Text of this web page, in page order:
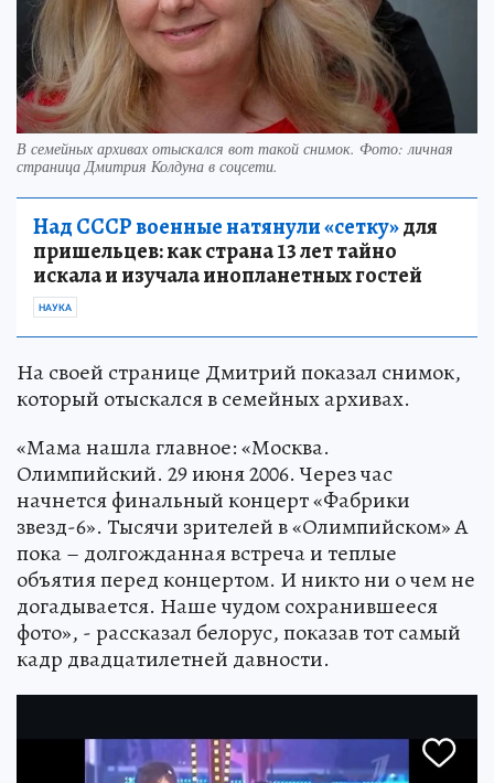
В семейных архивах отыскался вот такой снимок. Фото: личная
страница Дмитрия Колдуна в соцсети.
Над СССР военные натянули «сетку»для
пришельцев: как страна 13 лет тайно
искала и изучала инопланетных гостей
НАУКА
На своей странице Дмитрий показал снимок,
который отыскался в семейных архивах.
«Мама нашла главное: «Москва.
Олимпийский. 29 июня 2006. Через час
начнется финальный концерт «Фабрики
звезд-6». Тысячи зрителей в «Олимпийском» А
пока – долгожданная встреча и теплые
объятия перед концертом. И никто ни о чем не
догадывается. Наше чудом сохранившееся
фото», - рассказал белорус, показав тот самый
кадр двадцатилетней давности.